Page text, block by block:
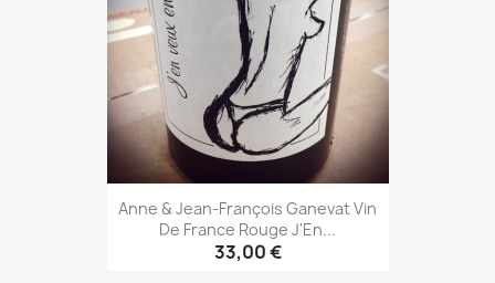
Anne & Jean-François Ganevat Vin
De France Rouge J'En...
33,00 €